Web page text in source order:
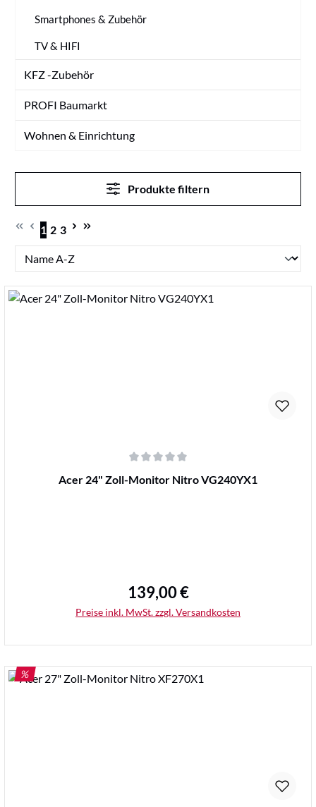
Smartphones & Zubehör
TV & HIFI
KFZ -Zubehör
PROFI Baumarkt
Wohnen & Einrichtung
Produkte filtern
Seite
1
Seite
2
Seite
3
Durchschnittliche Bewertung von 0 von 5 Sternen
Acer 24" Zoll-Monitor Nitro VG240YX1
Regulärer Preis:
139,00 €
Preise inkl. MwSt. zzgl. Versandkosten
RABATT
%